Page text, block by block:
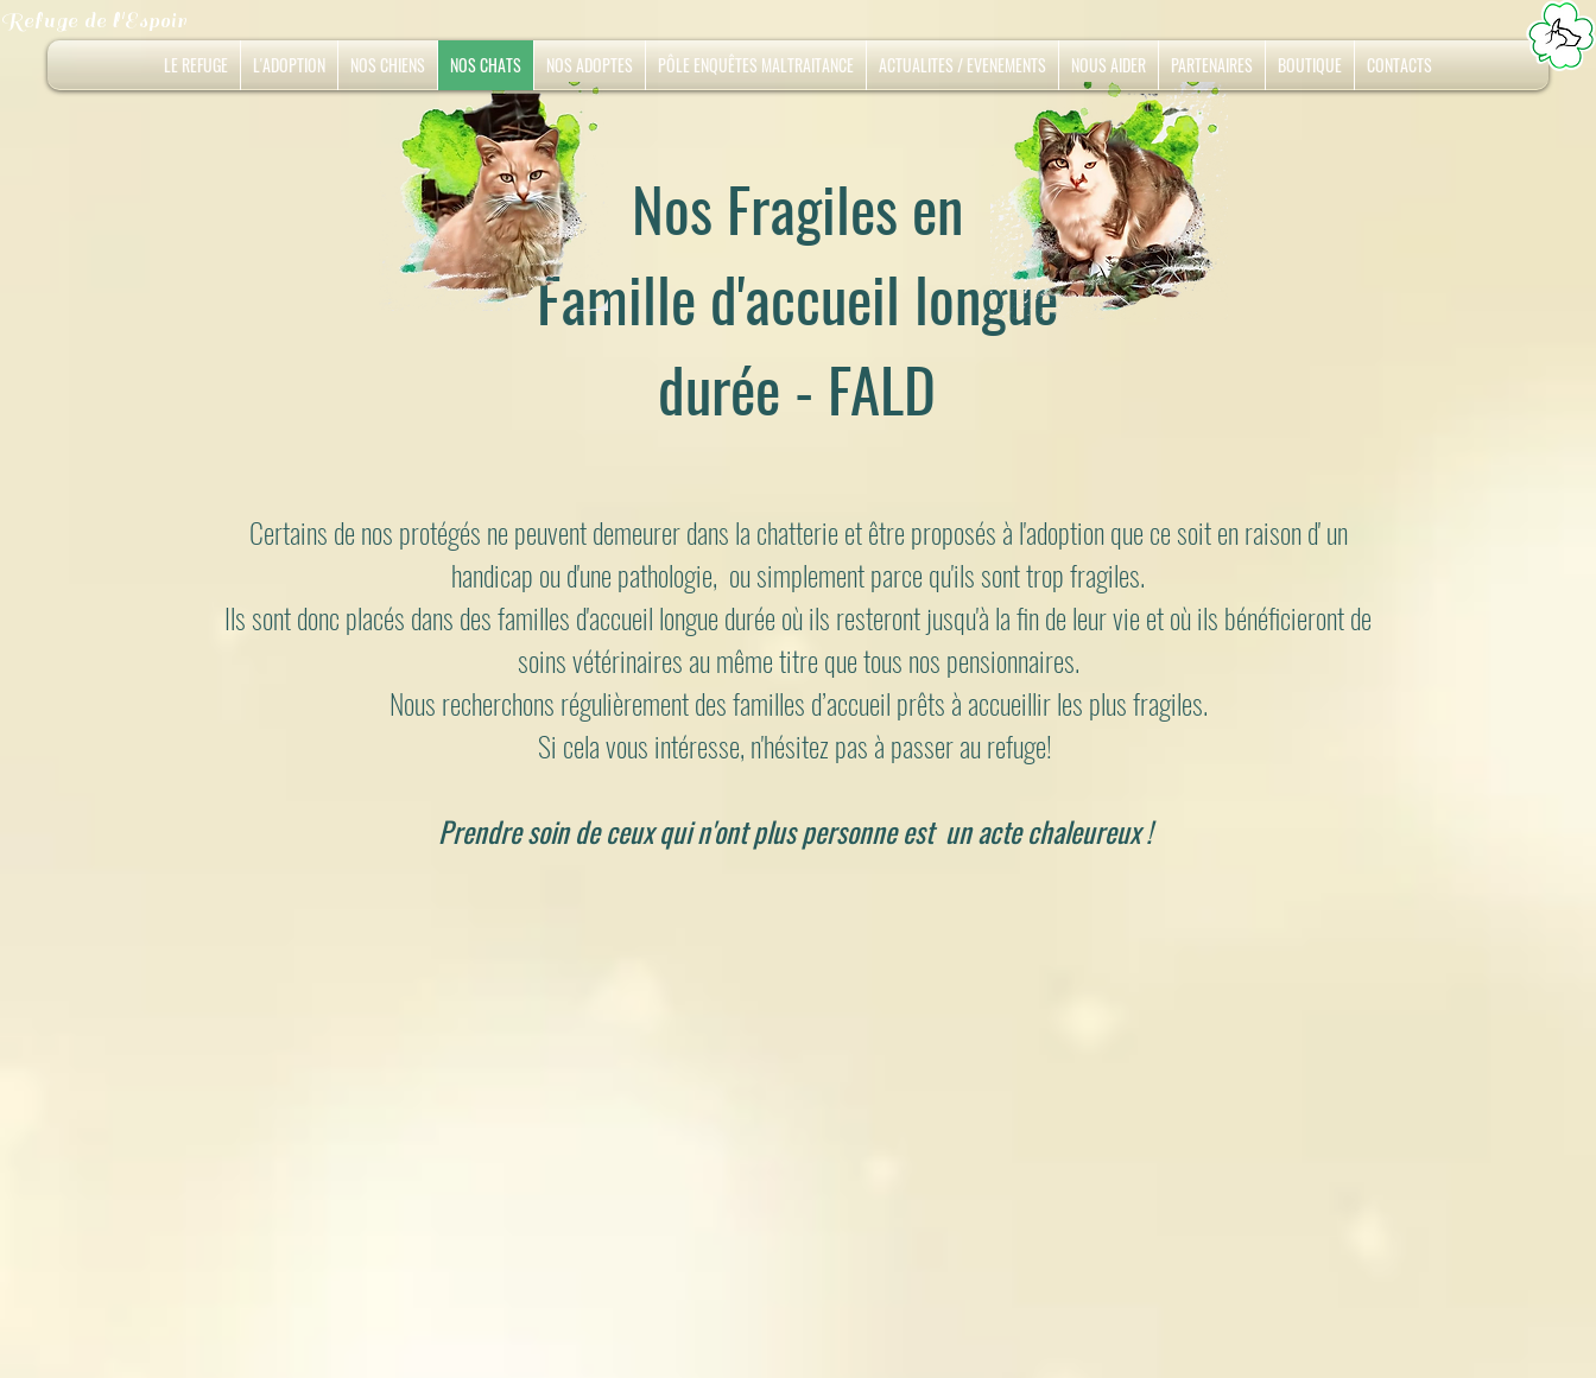
Refuge de l'Espoir
LE REFUGE L'ADOPTION NOS CHIENS NOS CHATS NOS ADOPTES PÔLE ENQUÊTES MALTRAITANCE ACTUALITES / EVENEMENTS NOUS AIDER PARTENAIRES BOUTIQUE CONTACTS
Nos Fragiles en
Famille d'accueil longue
durée - FALD
Certains de nos protégés ne peuvent demeurer dans la chatterie et être proposés à l'adoption que ce soit en raison d' un
handicap ou d'une pathologie, ou simplement parce qu'ils sont trop fragiles.
Ils sont donc placés dans des familles d'accueil longue durée où ils resteront jusqu'à la fin de leur vieet où ils bénéficieront de
soins vétérinaires au même titre que tous nos pensionnaires.
Nous recherchons régulièrement des familles d’accueil prêts à accueillir les plus fragiles.
Si cela vous intéresse, n'hésitez pas à passer au refuge!
Prendre soin de ceux qui n'ont plus personne est un acte chaleureux !